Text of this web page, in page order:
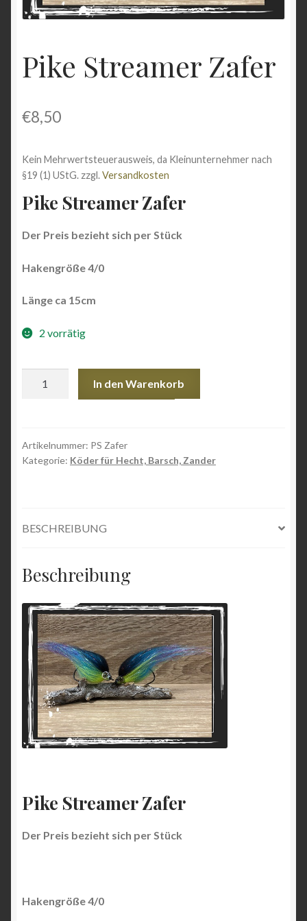
Shop
Warenkorb
Widerrufsbelehrung
Zahlungsarten
Pike Streamer Zafer
€8,50
Kein Mehrwertsteuerausweis, da Kleinunternehmer nach
§19 (1) UStG. zzgl.Versandkosten
Pike Streamer Zafer
Der Preis bezieht sich per Stück
Hakengröße 4/0
Länge ca 15cm
2 vorrätig
In den Warenkorb
Artikelnummer: PS Zafer
Kategorie: Köder für Hecht, Barsch, Zander
BESCHREIBUNG
Beschreibung
Pike Streamer Zafer
Der Preis bezieht sich per Stück
Hakengröße 4/0